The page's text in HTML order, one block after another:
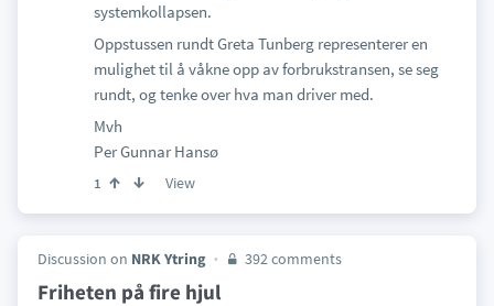
systemkollapsen.
Oppstussen rundt Greta Tunberg representerer en
mulighet til å våkne opp av forbrukstransen, se seg
rundt, og tenke over hva man driver med.
Mvh
Per Gunnar Hansø
1 View
Discussion on NRK Ytring 392 comments
Friheten på fire hjul